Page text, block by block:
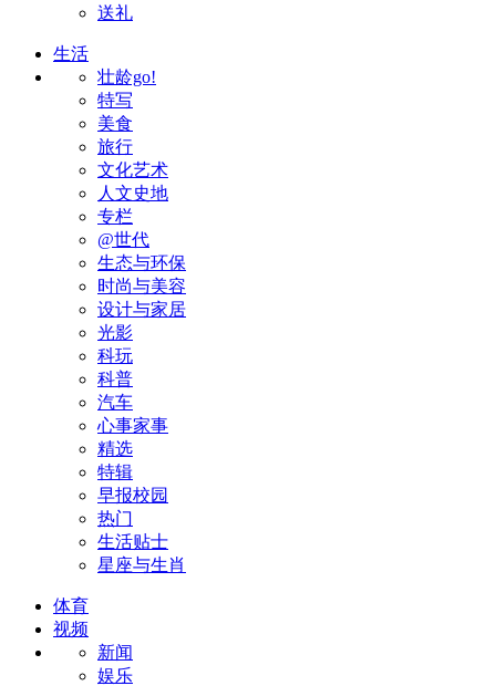
送礼
生活
壮龄go!
特写
美食
旅行
文化艺术
人文史地
专栏
@世代
生态与环保
时尚与美容
设计与家居
光影
科玩
科普
汽车
心事家事
精选
特辑
早报校园
热门
生活贴士
星座与生肖
体育
视频
新闻
娱乐